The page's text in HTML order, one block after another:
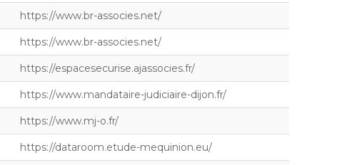
https://www.br-associes.net/
https://www.br-associes.net/
https://espacesecurise.ajassocies.fr/
https://www.mandataire-judiciaire-dijon.fr/
https://www.mj-o.fr/
https://dataroom.etude-mequinion.eu/